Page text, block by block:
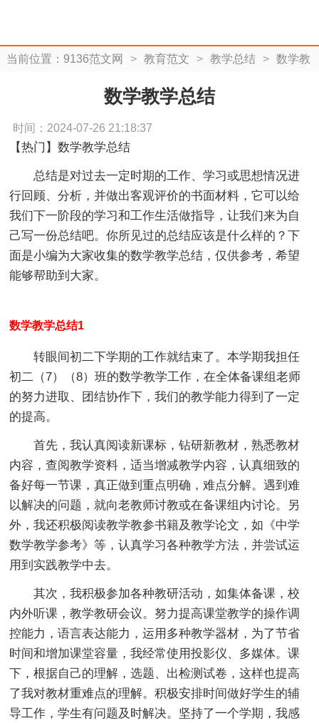
当前位置： 9136范文网 > 教育范文 > 教学总结 > 数学教
数学教学总结
时间：2024-07-26 21:18:37
【热门】数学教学总结
总结是对过去一定时期的工作、学习或思想情况进
行回顾、分析，并做出客观评价的书面材料，它可以给
我们下一阶段的学习和工作生活做指导，让我们来为自
己写一份总结吧。你所见过的总结应该是什么样的？下
面是小编为大家收集的数学教学总结，仅供参考，希望
能够帮助到大家。
数学教学总结1
转眼间初二下学期的工作就结束了。本学期我担任
初二（7）（8）班的数学教学工作，在全体备课组老师
的努力进取、团结协作下，我们的教学能力得到了一定
的提高。
首先，我认真阅读新课标，钻研新教材，熟悉教材
内容，查阅教学资料，适当增减教学内容，认真细致的
备好每一节课，真正做到重点明确，难点分解。遇到难
以解决的问题，就向老教师讨教或在备课组内讨论。另
外，我还积极阅读教学教参书籍及教学论文，如《中学
数学教学参考》等，认真学习各种教学方法，并尝试运
用到实践教学中去。
其次，我积极参加各种教研活动，如集体备课，校
内外听课，教学教研会议。努力提高课堂教学的操作调
控能力，语言表达能力，运用多种教学器材，为了节省
时间和增加课堂容量，我经常使用投影仪、多媒体。课
下，根据自己的理解，选题、出检测试卷，这样也提高
了我对教材重难点的理解。积极安排时间做好学生的辅
导工作，学生有问题及时解决。坚持了一个学期，我感